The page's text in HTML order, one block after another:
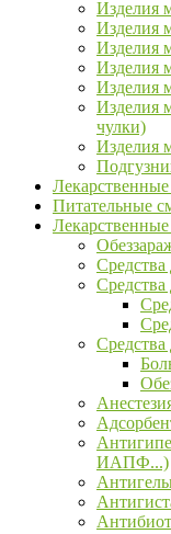
Изделия
Изделия
Изделия
Изделия
Изделия
Изделия
чулки)
Изделия
Питательные
Лекарственные
Средства
Средства
ИАПФ...)